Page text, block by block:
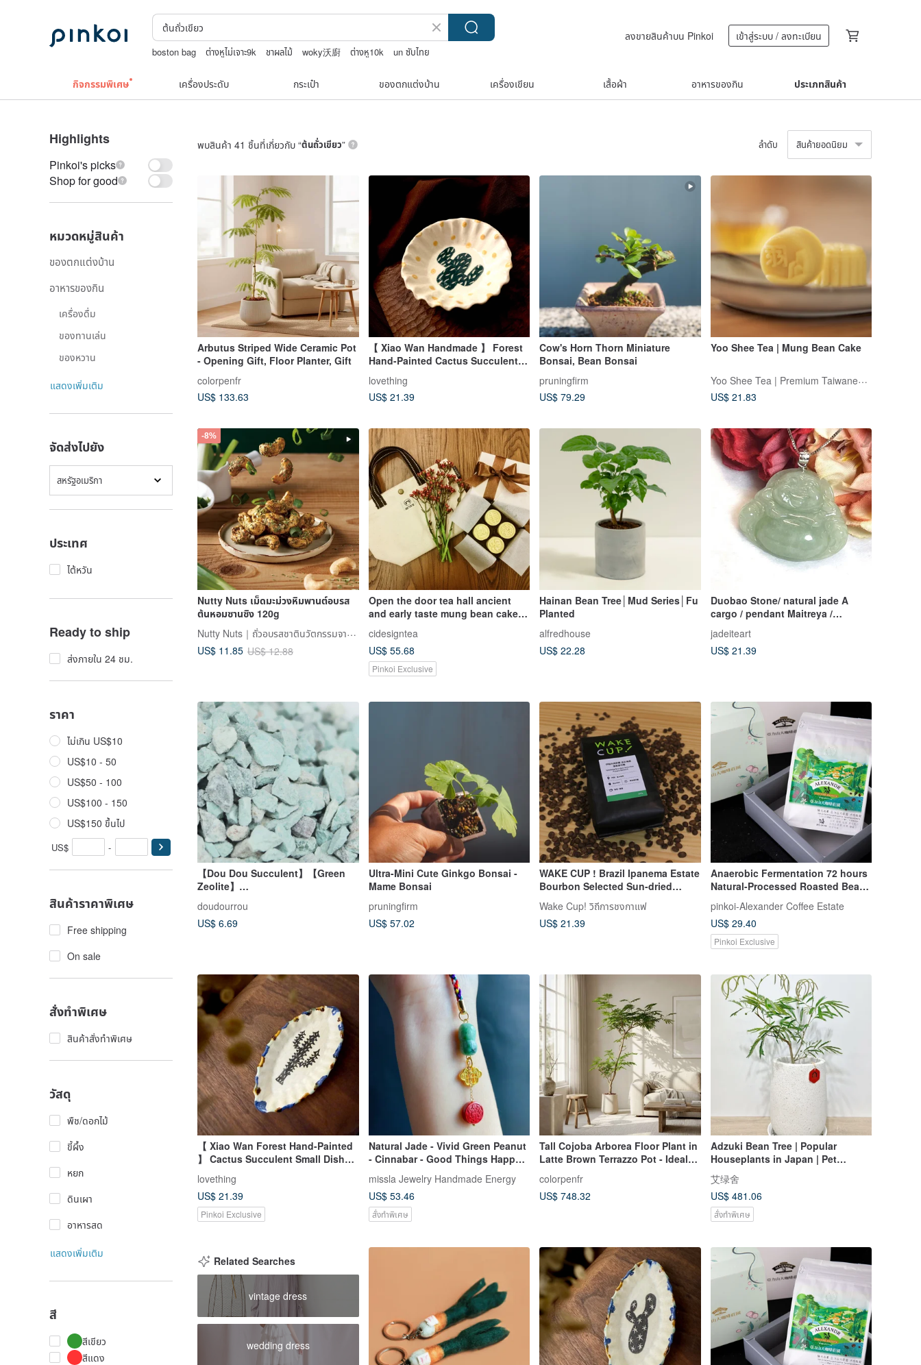
boston bag ต่างหูไม่เจาะ9k ชาผลไม้ woky沃廚 ต่างหู10k
un ซับไทย
ลงขายสินค้าบน Pinkoi เข้าสู่ระบบ / ลงทะเบียน
กิจกรรมพิเศษ เครื่องประดับ กระเป๋า ของตกแต่งบ้าน เครื่องเขียน เสื้อผ้า อาหารของกิน ประเภทสินค้า
Highlights
Pinkoi's picks
Shop for good
หมวดหมู่สินค้า
ของตกแต่งบ้าน
อาหารของกิน
เครื่องดื่ม
ของทานเล่น
ของหวาน
แสดงเพิ่มเติม
จัดส่งไปยัง
สหรัฐอเมริกา
ประเทศ
ไต้หวัน
Ready to ship
ส่งภายใน 24 ชม.
ราคา
ไม่เกิน US$10
US$10 - 50
US$50 - 100
US$100 - 150
US$150 ขึ้นไป
US$ -
สินค้าราคาพิเศษ
Free shipping
On sale
สั่งทำพิเศษ
สินค้าสั่งทำพิเศษ
วัสดุ
พืช/ดอกไม้
ขี้ผึ้ง
หยก
ดินเผา
อาหารสด
แสดงเพิ่มเติม
สี
สีเขียว
สีแดง
พบสินค้า 41 ชิ้นที่เกี่ยวกับ “ต้นถั่วเขียว” ลำดับ สินค้ายอดนิยม
Arbutus Striped Wide Ceramic Pot
- Opening Gift, Floor Planter, Gift
colorpenfr
US$ 133.63
【 Xiao Wan Handmade 】 Forest
Hand-Painted Cactus Succulent
Dish
lovething
US$ 21.39
Cow's Horn Thorn Miniature
Bonsai, Bean Bonsai
pruningfirm
US$ 79.29
Yoo Shee Tea | Mung Bean Cake
Yoo Shee Tea | Premium Taiwanese Tea
US$ 21.83
-8%
Nutty Nuts เม็ดมะม่วงหิมพานต์อบรส
ต้นหอมซานซิง 120g
Nutty Nuts｜ถั่วอบรสชาตินวัตกรรมจากไต้หวัน
US$ 11.85 US$ 12.88
Open the door tea hall ancient
and early taste mung bean cake
cidesigntea
US$ 55.68
Pinkoi Exclusive
Hainan Bean Tree│Mud Series│Fu
Planted
alfredhouse
US$ 22.28
Duobao Stone/ natural jade A
cargo / pendant Maitreya /
Buddha well / substrate emerald
green beans
jadeiteart
US$ 21.39
【Dou Dou Succulent】【Green
Zeolite】
Housewarming│Gifts│Promotion│
Succulents│
doudourrou
US$ 6.69
Ultra-Mini Cute Ginkgo Bonsai -
Mame Bonsai
pruningfirm
US$ 57.02
WAKE CUP ! Brazil Ipanema Estate
Bourbon Selected Sun-dried
Coffee Beans with Fruit Pulp
Wake Cup! วิถีการชงกาแฟ
US$ 21.39
Anaerobic Fermentation 72 hours
Natural-Processed Roasted Beans
(Vietnam DaLat)
pinkoi-Alexander Coffee Estate
US$ 29.40
Pinkoi Exclusive
【 Xiao Wan Forest Hand-Painted
】 Cactus Succulent Small Dish
Soy Dish Tea Bag Dish
lovething
US$ 21.39
Pinkoi Exclusive
Natural Jade - Vivid Green Peanut
- Cinnabar - Good Things Happen
- Auspicious Gift - Pendant Charm
missla Jewelry Handmade Energy
US$ 53.46
สั่งทำพิเศษ
Tall Cojoba Arborea Floor Plant in
Latte Brown Terrazzo Pot - Ideal
for Grand Openings and
Housewarming Gifts
colorpenfr
US$ 748.32
Adzuki Bean Tree | Popular
Houseplants in Japan | Pet
Friendly | [Limited Free Shipping
in Hsinchu Area] Floor Type
艾绿舍
US$ 481.06
สั่งทำพิเศษ
Related Searches
vintage dress
wedding dress